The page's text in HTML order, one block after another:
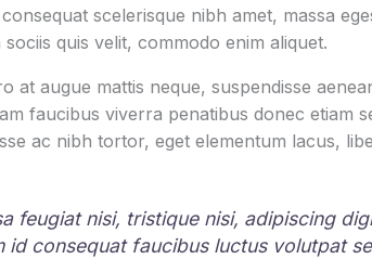
scelerisque nibh amet, massa
quis velit, commodo enim aliquet.
at augue mattis neque, suspendisse
faucibus viverra penatibus donec etiam
ac nibh tortor, eget elementum lacus,
feugiat nisi, tristique nisi, adipiscing
id consequat faucibus luctus volutpat